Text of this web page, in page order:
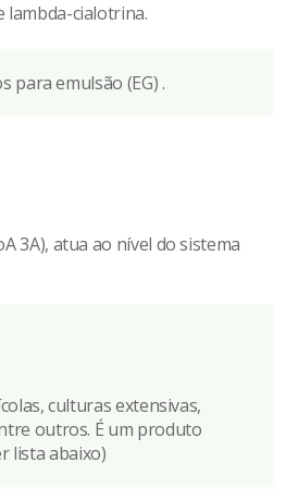
lambda-cialotrina.
para emulsão (EG) .
3A), atua ao nível do sistema
culturas extensivas,
outros. É um produto
lista abaixo)